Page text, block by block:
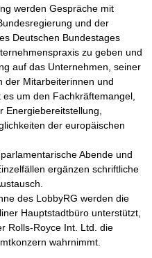
werden Gespräche mit
und der
Deutschen Bundestages
zu geben und
auf das Unternehmen, seiner
der Mitarbeiterinnen und
um den Fachkräftemangel,
Energiebereitstellung,
der europäischen
Abende und
ergänzen schriftliche
des LobbyRG werden die
Hauptstadtbüro unterstützt,
Rolls-Royce Int. Ltd. die
wahrnimmt.